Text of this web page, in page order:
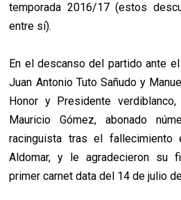
temporada 2016/17 (estos
entre sí).
En el descanso del partido ante
Juan Antonio Tuto Sañudo y
Honor y Presidente
Mauricio Gómez, abonado
racinguista tras el
Aldomar, y le agradecieron su
primer carnet data del 14 de julio